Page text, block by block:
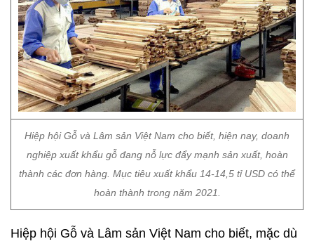
Hiệp hội Gỗ và Lâm sản Việt Nam cho biết, hiện nay, doanh
nghiệp xuất khẩu gỗ đang nỗ lực đẩy mạnh sản xuất, hoàn
thành các đơn hàng. Mục tiêu xuất khẩu 14-14,5 tỉ USD có thể
hoàn thành trong năm 2021.
Hiệp hội Gỗ và Lâm sản Việt Nam cho biết, mặc dù
gặp nhiều khó khăn như hiện nhiều doanh nghiệp
đã linh hoạt vừa phòng chống dịch bệnh vừa duy trì
sản xuất. Theo đó, hầu hết các doanh nghiệp đã có
bối cảnh “bình thường mới”, chính vì vậy, từ tháng